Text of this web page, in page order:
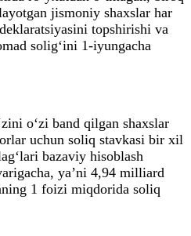
jismoniy shaxslar har
topshirishi va
solig‘ini 1-iyungacha
o‘zi band qilgan shaxslar
uchun soliq stavkasi bir xil
bazaviy hisoblash
ya’ni 4,94 milliard
1 foizi miqdorida soliq